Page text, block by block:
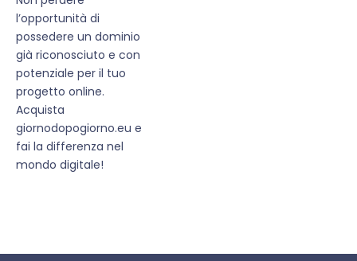
l’opportunità di
possedere un dominio
già riconosciuto e con
potenziale per il tuo
progetto online.
Acquista
giornodopogiorno.eu e
fai la differenza nel
mondo digitale!